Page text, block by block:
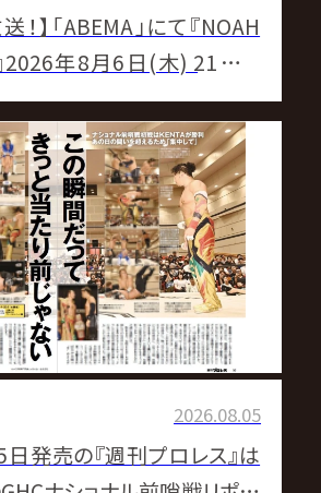
】「ABEMA」にて『NOAH
2026年8月6日(木) 21時よ
2026.08.05
日発売の『週刊プロレス』は